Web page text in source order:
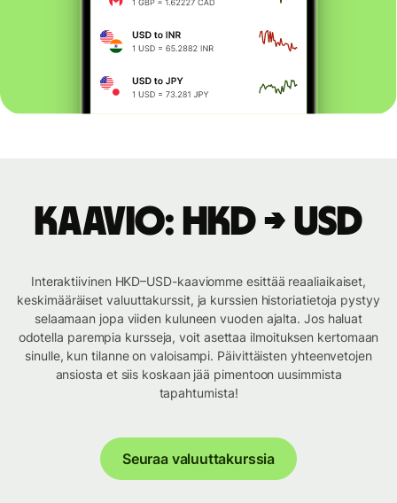
Kaavio: HKD → USD
Interaktiivinen HKD–USD-kaaviomme esittää reaaliaikaiset,
keskimääräiset valuuttakurssit, ja kurssien historiatietoja pystyy
selaamaan jopa viiden kuluneen vuoden ajalta. Jos haluat
odotella parempia kursseja, voit asettaa ilmoituksen kertomaan
sinulle, kun tilanne on valoisampi. Päivittäisten yhteenvetojen
ansiosta et siis koskaan jää pimentoon uusimmista
tapahtumista!
Seuraa valuuttakurssia